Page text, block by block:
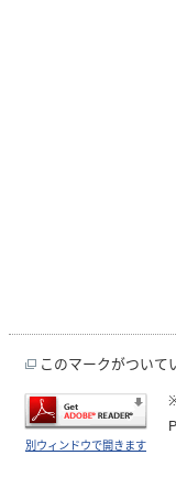
このマークがついて
別ウィンドウで開きます